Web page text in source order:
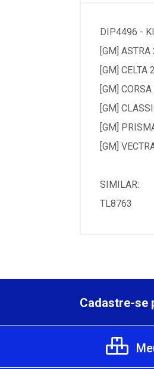
DIP4496 -
[GM] ASTRA
[GM] CELTA
[GM]
[GM]
[GM]
[GM]
SIMILAR:
TL8763
Cadastre-se